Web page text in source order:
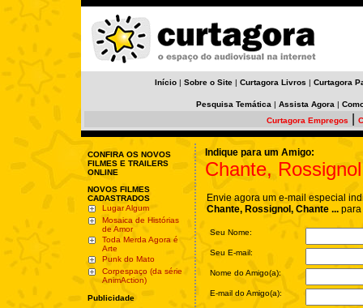
Início | Sobre o Site | Curtagora Livros | Curtagora
Pesquisa Temática | Assista Agora |
Curtagora Empregos
CONFIRA OS NOVOS
FILMES E TRAILERS
ONLINE
NOVOS FILMES
CADASTRADOS
Lugar Algum
Mosaica de Histórias
de Amor
Toda Merda Agora é
Arte
Punk do Mato
Corpespaço (da série
AnimAction)
Publicidade
Indique para um Amigo:
Chante,
Envie agora um e-mail especial
Chante, Rossignol, Chante ... para
Seu Nome:
Seu E-mail:
Nome do Amigo(a):
E-mail do Amigo(a):